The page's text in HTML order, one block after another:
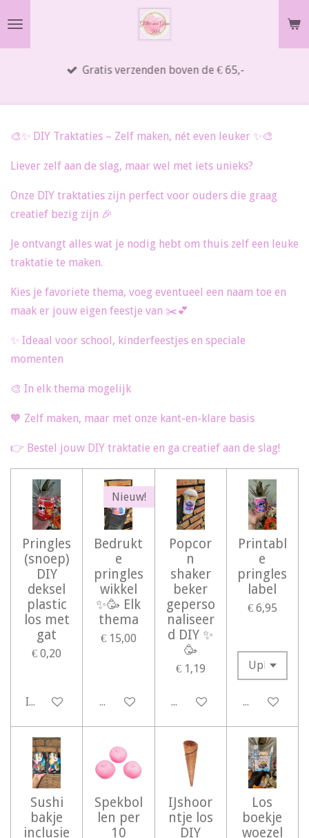
Gratis verzenden boven de € 65,-
🎨✨ DIY Traktaties – Zelf maken, nét even leuker ✨🎨
Liever zelf aan de slag, maar wel met iets unieks?
Onze DIY traktaties zijn perfect voor ouders die graag
creatief bezig zijn 🎉
Je ontvangt alles wat je nodig hebt om thuis zelf een leuke
traktatie te maken.
Kies je favoriete thema, voeg eventueel een naam toe en
maak er jouw eigen feestje van ✂️💕
✨ Ideaal voor school, kinderfeestjes en speciale
momenten
🎨 In elk thema mogelijk
🧡 Zelf maken, maar met onze kant-en-klare basis
👉 Bestel jouw DIY traktatie en ga creatief aan de slag!
Pringles
(snoep)
DIY
deksel
plastic
los met
gat
€ 0,20
In winkelwagen
Nieuw!
Bedrukt
e
pringles
wikkel
✨️🥳 Elk
thema
€ 15,00
Bekijk details
Popcor
n
shaker
beker
geperso
naliseer
d DIY ✨️
🥳
€ 1,19
Bekijk details
Printabl
e
pringles
label
€ 6,95
Bekijk
Sushi
bakje
inclusie
Spekbol
len per
10
IJshoor
ntje los
DIY
Los
boekje
woezel